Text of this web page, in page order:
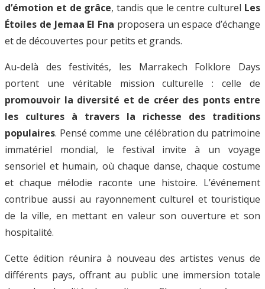
d’émotion et de grâce, tandis que le centre culturel Les
Étoiles de Jemaa El Fna proposera un espace d’échange
et de découvertes pour petits et grands.
Au-delà des festivités, les Marrakech Folklore Days
portent une véritable mission culturelle : celle de
promouvoir la diversité et de créer des ponts entre
les cultures à travers la richesse des traditions
populaires. Pensé comme une célébration du patrimoine
immatériel mondial, le festival invite à un voyage
sensoriel et humain, où chaque danse, chaque costume
et chaque mélodie raconte une histoire. L’événement
contribue aussi au rayonnement culturel et touristique
de la ville, en mettant en valeur son ouverture et son
hospitalité.
Cette édition réunira à nouveau des artistes venus de
différents pays, offrant au public une immersion totale